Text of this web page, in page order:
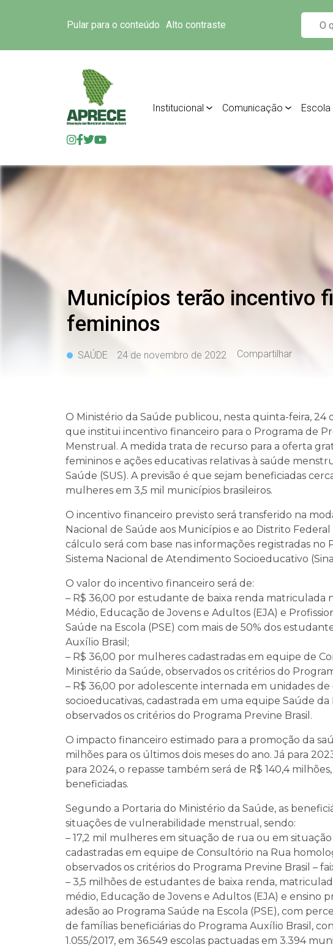
Pular para o conteúdo Alto contraste
Institucional Comunicação
Municípios terão incentivo
femininos
SAÚDE 24 de novembro de 2022 Compartilhar
O Ministério da Saúde publicou, nesta quinta-feira, 24
que institui incentivo financeiro para o Programa de
Menstrual. A medida trata de recurso para a oferta
femininos e ações educativas relativas à saúde
Saúde (SUS). A previsão é que sejam beneficiadas
mulheres em 3,5 mil municípios brasileiros.
O incentivo financeiro previsto será transferido na
Nacional de Saúde aos Municípios e ao Distrito
cálculo será com base nas informações registradas no
Sistema Nacional de Atendimento Socioeducativo
O valor do incentivo financeiro será de:
– R$ 36,00 por estudante de baixa renda matriculada
Médio, Educação de Jovens e Adultos (EJA) e
Saúde na Escola (PSE) com mais de 50% dos
Auxílio Brasil;
– R$ 36,00 por mulheres cadastradas em equipe de
Ministério da Saúde, observados os critérios do
– R$ 36,00 por adolescente internada em unidades
socioeducativas, cadastrada em uma equipe Saúde
observados os critérios do Programa Previne Brasil.
O impacto financeiro estimado para a promoção da
milhões para os últimos dois meses do ano. Já para
para 2024, o repasse também será de R$ 140,4
beneficiadas.
Segundo a Portaria do Ministério da Saúde, as
situações de vulnerabilidade menstrual, sendo:
– 17,2 mil mulheres em situação de rua ou em
cadastradas em equipe de Consultório na Rua
observados os critérios do Programa Previne Brasil –
– 3,5 milhões de estudantes de baixa renda,
médio, Educação de Jovens e Adultos (EJA) e ensino
adesão ao Programa Saúde na Escola (PSE), com
de famílias beneficiárias do Programa Auxílio Brasil,
1.055/2017, em 36.549 escolas pactuadas em 3.394